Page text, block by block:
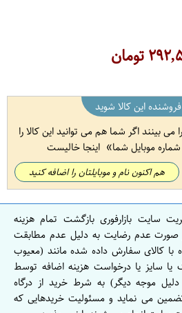
تومان
این کالا شوید
می بینند اگر شما هم می توانید این کالا را
موبایل شما اینجا خالیست
هم اکنون نام و موبایلتان را اضافه کنید
سایت بازارفوری بازگشت تمام هزینه
صورت عدم رضایت به دلیل عدم مطابقت
با کالای سفارش داده شده مانند (معیوب
یا سایز یا درخواست هزینه اضافه توسط
موجه دیگر) به شرط خرید از درگاه
می نماید و مسئولیت خریدهایی که